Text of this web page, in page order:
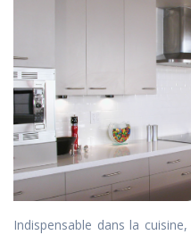
Indispensable dans la cuisine,